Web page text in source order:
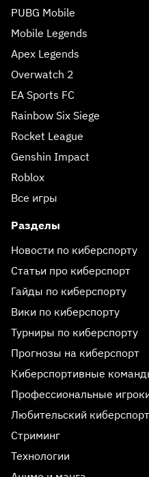
PUBG Mobile
Mobile Legends
Apex Legends
Overwatch 2
EA Sports FC
Rainbow Six Siege
Rocket League
Genshin Impact
Roblox
Все игры
Разделы
Новости по киберспорту
Статьи про киберспорт
Гайды по киберспорту
Вики по киберспорту
Турниры по киберспорту
Прогнозы на киберспорт
Киберспортивные
Профессиональные
Любительский киберспорт
Стриминг
Технологии